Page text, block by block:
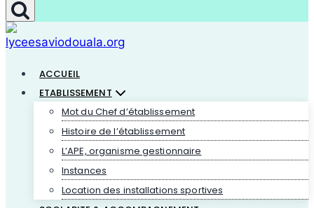
ACCUEIL
ETABLISSEMENT
Mot du Chef d’établissement
Histoire de l’établissement
L’APE, organisme gestionnaire
Instances
Location des installations sportives